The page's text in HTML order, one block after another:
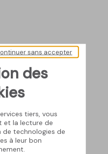
des
tiers, vous
et la lecture de
technologies de
à leur bon
sans accepter